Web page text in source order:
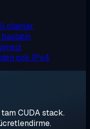
planlar
başlatın
çok IPv4
CUDA stack.